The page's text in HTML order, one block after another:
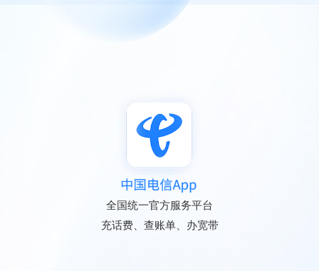
全国统一官方服务平台
充话费、查账单、办宽带